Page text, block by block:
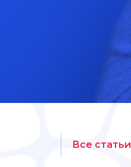
Все статьи